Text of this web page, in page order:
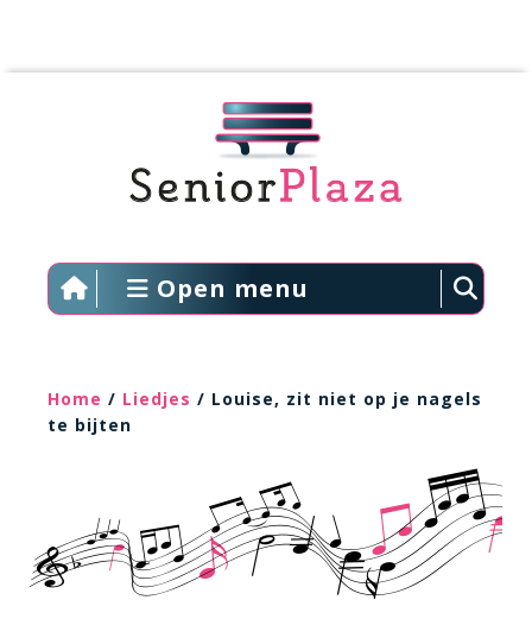
Open menu
Home / Liedjes / Louise, zit niet op je nagels
te bijten